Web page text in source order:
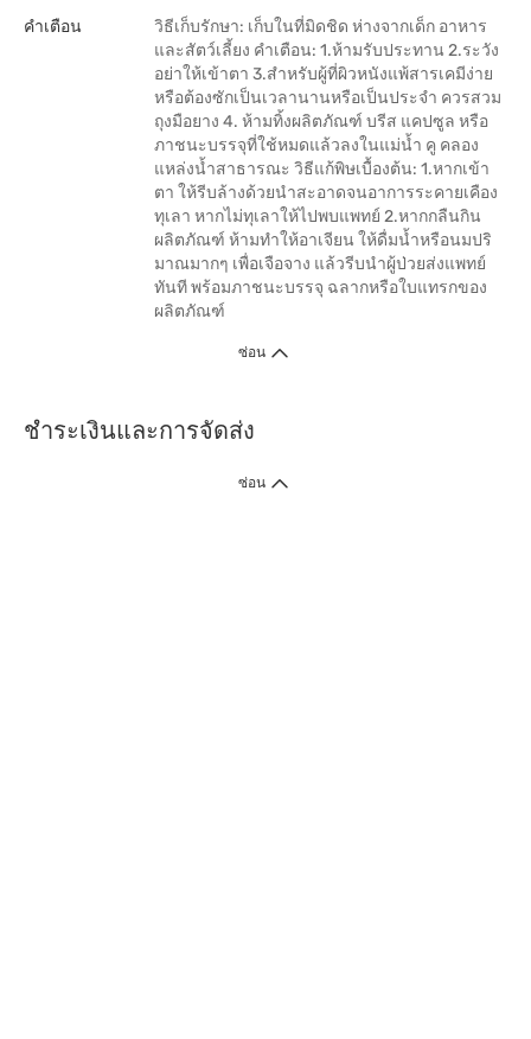
คำเตือน
วิธีเก็บรักษา: เก็บในที่มิดชิด ห่างจากเด็ก อาหาร
และสัตว์เลี้ยง คำเตือน: 1.ห้ามรับประทาน 2.ระวัง
อย่าให้เข้าตา 3.สำหรับผู้ที่ผิวหนังแพ้สารเคมีง่าย
หรือต้องซักเป็นเวลานานหรือเป็นประจำ ควรสวม
ถุงมือยาง 4. ห้ามทิ้งผลิตภัณฑ์ บรีส แคปซูล หรือ
ภาชนะบรรจุที่ใช้หมดแล้วลงในแม่น้ำ คู คลอง
แหล่งน้ำสาธารณะ วิธีแก้พิษเบื้องต้น: 1.หากเข้า
ตา ให้รีบล้างด้วยนำสะอาดจนอาการระคายเคือง
ทุเลา หากไม่ทุเลาให้ไปพบแพทย์ 2.หากกลืนกิน
ผลิตภัณฑ์ ห้ามทำให้อาเจียน ให้ดื่มน้ำหรือนมปริ
มาณมากๆ เพื่อเจือจาง แล้วรีบนำผู้ป่วยส่งแพทย์
ทันที พร้อมภาชนะบรรจุ ฉลากหรือใบแทรกของ
ผลิตภัณฑ์
ซ่อน
ชำระเงินและการจัดส่ง
ซ่อน